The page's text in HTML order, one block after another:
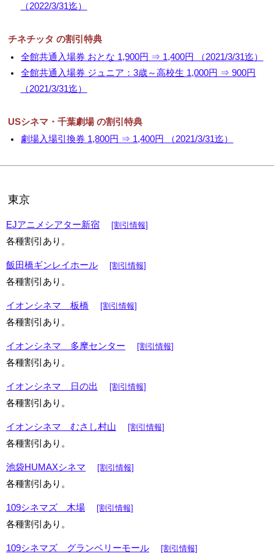
（2022/3/31迄）
チネチッタ の割引特典
全館共通入場券 おとな 1,900円 ⇒ 1,400円 （2021/3/31迄）
全館共通入場券 ジュニア：3歳～高校生 1,000円 ⇒ 900円
（2021/3/31迄）
USシネマ・千葉劇場 の割引特典
劇場入場引換券 1,800円 ⇒ 1,400円 （2021/3/31迄）
東京
EJアニメシアター新宿 [割引情報]
各種割引あり。
飯田橋ギンレイホール [割引情報]
各種割引あり。
イオンシネマ 板橋 [割引情報]
各種割引あり。
イオンシネマ 多摩センター [割引情報]
各種割引あり。
イオンシネマ 日の出 [割引情報]
各種割引あり。
イオンシネマ むさし村山 [割引情報]
各種割引あり。
池袋HUMAXシネマ [割引情報]
各種割引あり。
109シネマズ 木場 [割引情報]
各種割引あり。
109シネマズ グランベリーモール [割引情報]